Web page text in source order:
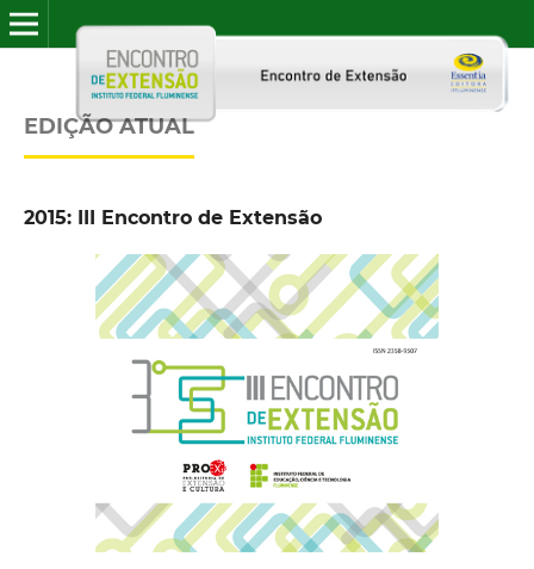
EDIÇÃO ATUAL
2015: III Encontro de Extensão